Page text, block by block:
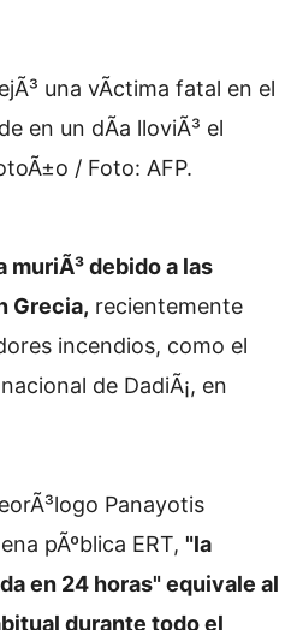
una vÃ­ctima fatal en el
en un dÃ­a lloviÃ³ el
/ Foto: AFP.
muriÃ³ debido a las
Grecia, recientemente
incendios, como el
de DadiÃ¡, en
Panayotis
pÃºblica ERT, "la
en 24 horas" equivale al
durante todo el